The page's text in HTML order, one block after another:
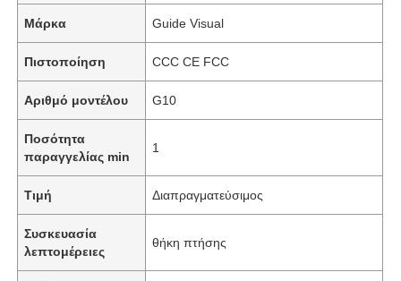
Μάρκα Guide Visual
Πιστοποίηση CCC CE FCC
Αριθμό μοντέλου G10
Ποσότητα
παραγγελίας min
1
Τιμή Διαπραγματεύσιμος
Συσκευασία
λεπτομέρειες
θήκη πτήσης